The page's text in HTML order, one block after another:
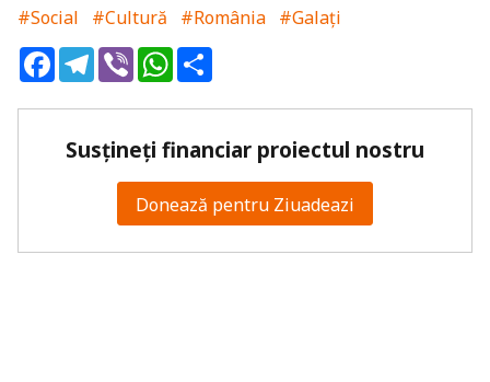
#Social #Cultură #România #Galați
FacebookTelegram
ViberWhatsApp
Susțineți financiar proiectul nostru
Donează pentru Ziuadeazi